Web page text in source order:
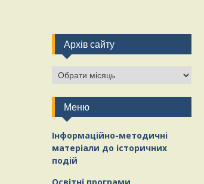
Архів сайту
Архів
Меню
Інформаційно-методичні
матеріали до історичних
подій